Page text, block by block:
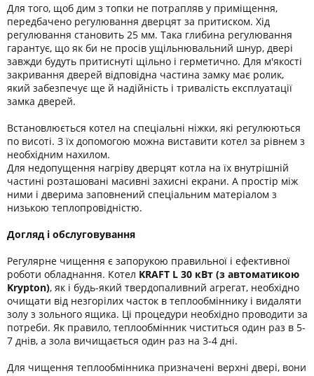
Для того, щоб дим з топки не потрапляв у приміщення,
передбачено регулювання дверцят за притиском. Хід
регулювання становить 25 мм. Така глибина регулювання
гарантує, що як би не просів ущільнювальний шнур, двері
завжди будуть притиснуті щільно і герметично. Для м'якості
закривання дверей відповідна частина замку має ролик,
який забезпечує ще й надійність і тривалість експлуатації
замка дверей.
Встановлюється котел на спеціальні ніжки, які регулюються
по висоті. З їх допомогою можна виставити котел за рівнем з
необхідним нахилом.
Для недопущення нагріву дверцят котла на їх внутрішній
частині розташовані масивні захисні екрани. А простір між
ними і дверима заповнений спеціальним матеріалом з
низькою теплопровідністю.
Догляд і обслуговування
Регулярне чищення є запорукою правильної і ефективної
роботи обладнання. Котел KRAFT L 30 кВт (з автоматикою
Krypton), як і будь-який твердопаливний агрегат, необхідно
очищати від незгорілих часток в теплообміннику і видаляти
золу з зольного ящика. Ці процедури необхідно проводити за
потреби. Як правило, теплообмінник чиститься один раз в 5-
7 днів, а зола вичищається один раз на 3-4 дні.
Для чищення теплообмінника призначені верхні двері, вони